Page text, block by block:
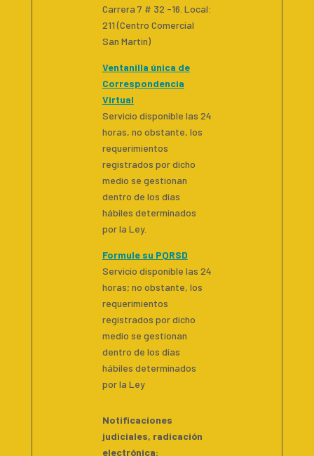
Carrera 7 # 32 -16. Local:
211 (Centro Comercial
San Martin)
Ventanilla única de
Correspondencia
Virtual
Servicio disponible las 24
horas, no obstante, los
requerimientos
registrados por dicho
medio se gestionan
dentro de los días
hábiles determinados
por la Ley.
Formule su PQRSD
Servicio disponible las 24
horas; no obstante, los
requerimientos
registrados por dicho
medio se gestionan
dentro de los días
hábiles determinados
por la Ley
Notificaciones
judiciales, radicación
electrónica: